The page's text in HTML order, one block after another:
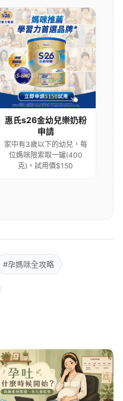
惠氏s26金幼兒樂奶粉
申請
家中有3歲以下的幼兒，每
位媽咪限索取一罐(400
克)，試用價$150
#孕媽咪全攻略